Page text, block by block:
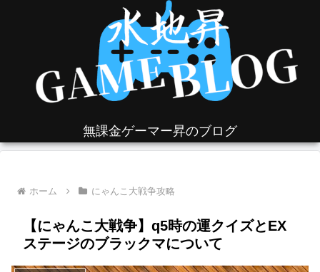
無課金ゲーマー昇のブログ
ホーム にゃんこ大戦争攻略
【にゃんこ大戦争】q5時の運クイズとEX
ステージのブラックマについて